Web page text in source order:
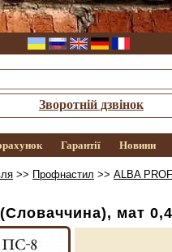
Зворотній дзвінок
Гарантії Новини
>> Профнастил >> ALBA
мат